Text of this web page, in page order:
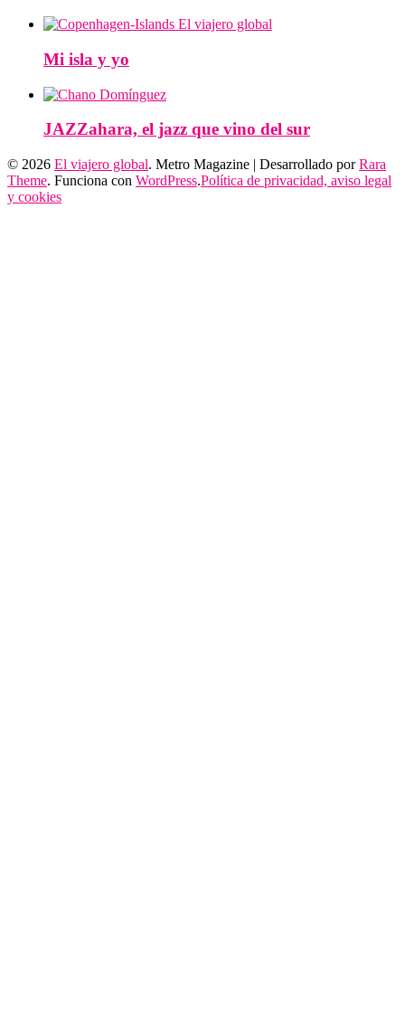
Mi isla y yo
JAZZahara, el jazz que vino del sur
© 2026 El viajero global. Metro Magazine | Desarrollado porRara
Theme. Funciona con WordPress.Política de privacidad, aviso legal
y cookies